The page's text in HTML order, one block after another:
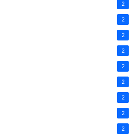
2
2
2
2
2
2
2
2
2